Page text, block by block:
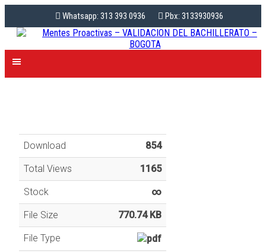
Whatsapp: 313 393 0936 Pbx: 3133930936
Download 854
Total Views 1165
Stock ∞
File Size 770.74 KB
File Type